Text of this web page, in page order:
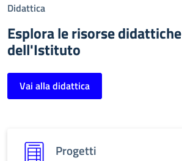
Didattica
Esplora le risorse didattiche
dell'Istituto
Vai alla didattica
Progetti